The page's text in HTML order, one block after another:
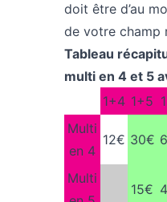
doit être d’au
de votre champ
Tableau
multi en 4 et 5
1+4 1+5
Multi
en 4
12€ 30€
Multi
15€